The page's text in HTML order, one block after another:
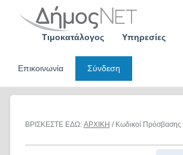
Τιμοκατάλογος Υπηρεσίες
Επικοινωνία
Σύνδεση
ΒΡΙΣΚΕΣΤΕ ΕΔΩ: ΑΡΧΙΚΗ / Κωδικοί Πρόσβασης